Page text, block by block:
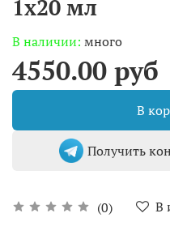
1х20 мл
(0) В
В наличии: много
4550.00 руб
В
Получить